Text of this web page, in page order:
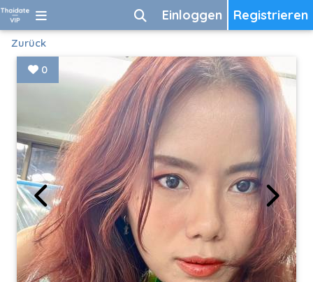
Registrieren
Einloggen
Zurück
0